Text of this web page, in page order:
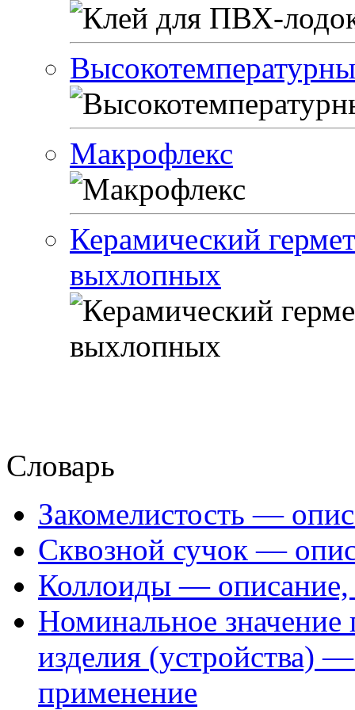
Макрофлекс
Керамический
выхлопных
Словарь
Закомелистость —
Сквозной сучок —
Коллоиды — описание,
Номинальное значение
изделия (устройства)
применение